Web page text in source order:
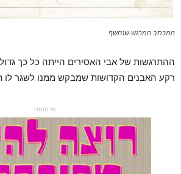
המכתב המרגש שנחשף
ההתרגשות של אבי האסירים הייתה כל כך
רקע האבנים הקדושות שמבקש ממנו לשגר לו
- פרסומת -